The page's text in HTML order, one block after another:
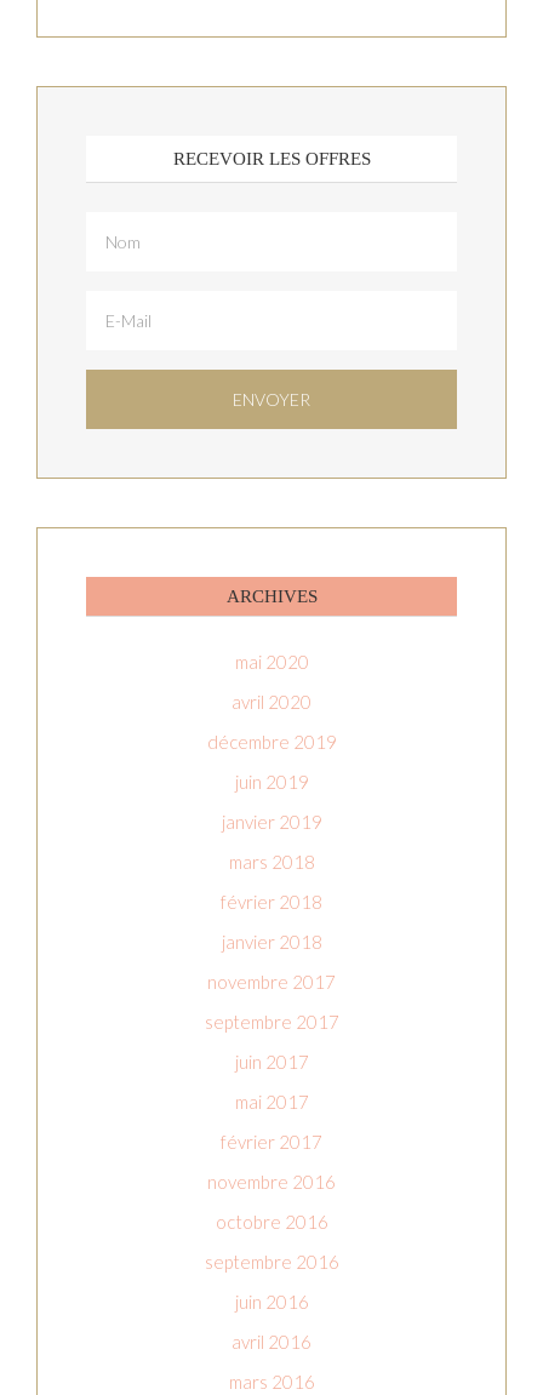
RECEVOIR LES OFFRES
ARCHIVES
mai 2020
avril 2020
décembre 2019
juin 2019
janvier 2019
mars 2018
février 2018
janvier 2018
novembre 2017
septembre 2017
juin 2017
mai 2017
février 2017
novembre 2016
octobre 2016
septembre 2016
juin 2016
avril 2016
mars 2016